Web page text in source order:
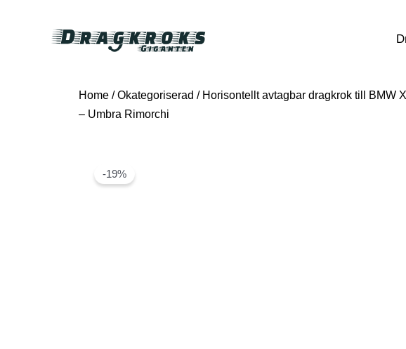
Home /Okategoriserad / Horisontellt avtagbar dragkrok till BMW
– Umbra Rimorchi
-19%